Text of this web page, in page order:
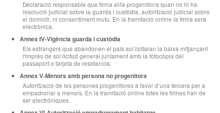
Declaració responsable que firma el/la progenitor/a quan no hi ha
resolució judicial sobre la guarda i custòdia, autorització judicial sobre
el domicili, ni consentiment mutu. En la tramitació online la firma serà
electrònica.
Annex IV-Vigència guarda i custòdia
Els estrangers que abandonen el país sol·licitaran la baixa mitjançant
l'imprès de sol·licitud general juntament amb la fotocòpia del
passaport o tarjeta de residencia.
Annex V-Menors amb persona no progenitora
Autorització de les persones progenitores a favor d’una tercera per a
empadronar a menors. En la tramitació online totes les firmes han de
ser electròniques.